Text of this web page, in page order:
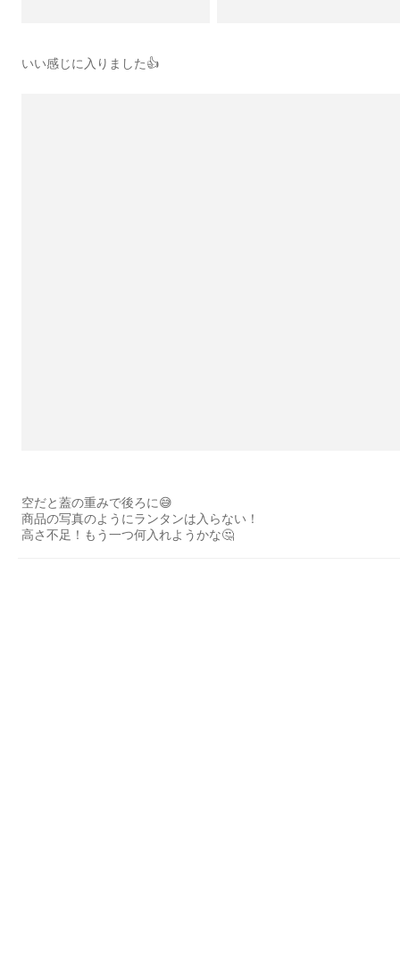
いい感じに入りました👍
空だと蓋の重みで後ろに😅
商品の写真のようにランタンは入らない！
高さ不足！もう一つ何入れようかな🤔